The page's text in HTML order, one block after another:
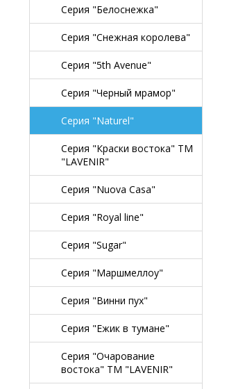
Серия "Белоснежка"
Серия "Снежная королева"
Серия "5th Avenue"
Серия "Черный мрамор"
Серия "Naturel"
Серия "Краски востока" TM
"LAVENIR"
Серия "Nuova Casa"
Серия "Royal line"
Серия "Sugar"
Серия "Маршмеллоу"
Серия "Винни пух"
Серия "Ежик в тумане"
Серия "Очарование
востока" TM "LAVENIR"